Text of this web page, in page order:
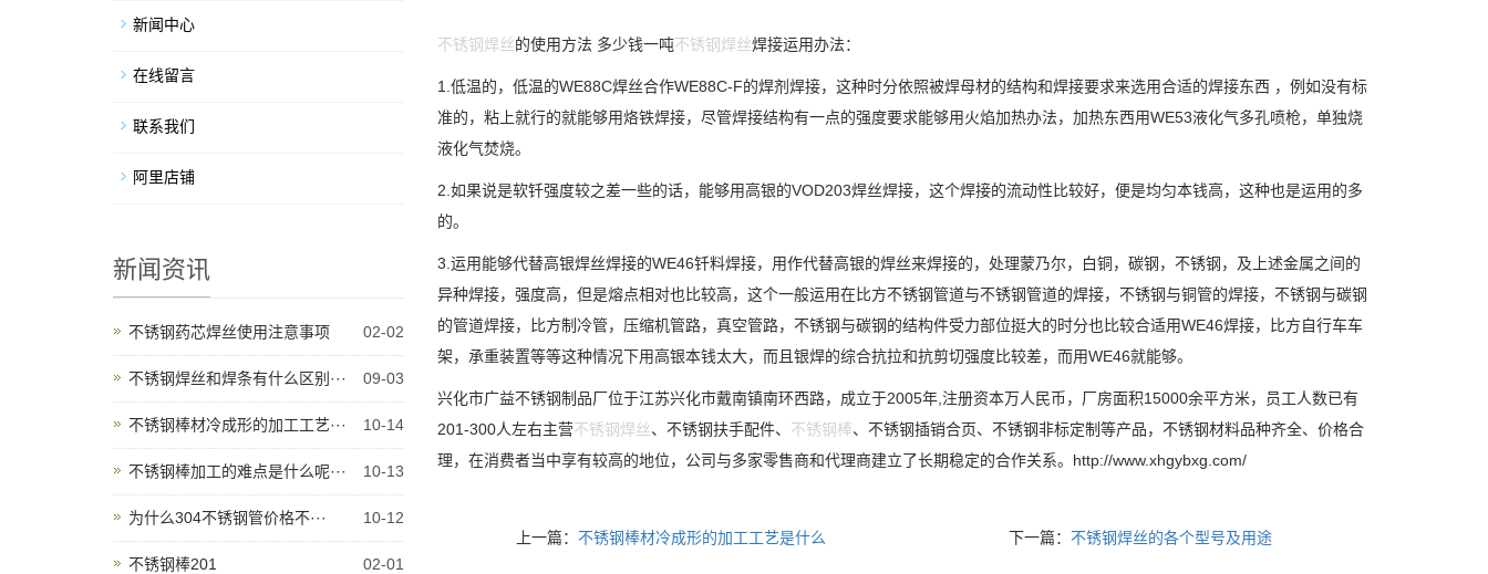
不锈钢焊丝的使用方法 多少钱一吨不锈钢焊丝焊接运用办法：
1.低温的，低温的WE88C焊丝合作WE88C-F的焊剂焊接，这种时分依照被焊母材的结构和焊接要求来选用合适的焊接东西 ，例如没有标
准的，粘上就行的就能够用烙铁焊接，尽管焊接结构有一点的强度要求能够用火焰加热办法，加热东西用WE53液化气多孔喷枪，单独烧
液化气焚烧。
2.如果说是软钎强度较之差一些的话，能够用高银的VOD203焊丝焊接，这个焊接的流动性比较好，便是均匀本钱高，这种也是运用的多
的。
3.运用能够代替高银焊丝焊接的WE46钎料焊接，用作代替高银的焊丝来焊接的，处理蒙乃尔，白铜，碳钢，不锈钢，及上述金属之间的
异种焊接，强度高，但是熔点相对也比较高，这个一般运用在比方不锈钢管道与不锈钢管道的焊接，不锈钢与铜管的焊接，不锈钢与碳钢
的管道焊接，比方制冷管，压缩机管路，真空管路，不锈钢与碳钢的结构件受力部位挺大的时分也比较合适用WE46焊接，比方自行车车
架，承重装置等等这种情况下用高银本钱太大，而且银焊的综合抗拉和抗剪切强度比较差，而用WE46就能够。
兴化市广益不锈钢制品厂位于江苏兴化市戴南镇南环西路，成立于2005年,注册资本万人民币，厂房面积15000余平方米，员工人数已有
201-300人左右主营不锈钢焊丝、不锈钢扶手配件、 不锈钢棒、不锈钢插销合页、不锈钢非标定制等产品，不锈钢材料品种齐全、价格合
理，在消费者当中享有较高的地位，公司与多家零售商和代理商建立了长期稳定的合作关系。http://www.xhgybxg.com/
上一篇：不锈钢棒材冷成形的加工工艺是什么 下一篇：不锈钢焊丝的各个型号及用途
新闻中心
在线留言
联系我们
阿里店铺
新闻资讯
不锈钢药芯焊丝使用注意事项 02-02
不锈钢焊丝和焊条有什么区别··· 09-03
不锈钢棒材冷成形的加工工艺··· 10-14
不锈钢棒加工的难点是什么呢··· 10-13
为什么304不锈钢管价格不··· 10-12
不锈钢棒201 02-01